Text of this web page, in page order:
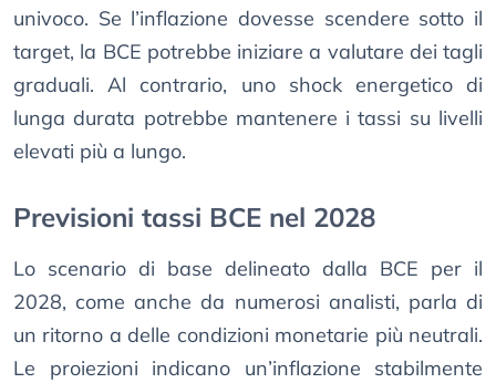
univoco. Se l’inflazione dovesse scendere sotto il
target, la BCE potrebbe iniziare a valutare dei tagli
graduali. Al contrario, uno shock energetico di
lunga durata potrebbe mantenere i tassi su livelli
elevati più a lungo.
Previsioni tassi BCE nel 2028
Lo scenario di base delineato dalla BCE per il
2028, come anche da numerosi analisti, parla di
un ritorno a delle condizioni monetarie più neutrali.
Le proiezioni indicano un’inflazione stabilmente